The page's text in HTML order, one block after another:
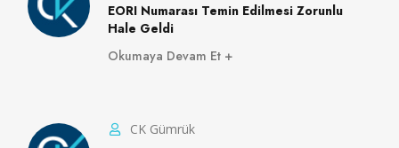
EORI Numarası Temin Edilmesi Zorunlu
Hale Geldi
Okumaya Devam Et
CK Gümrük